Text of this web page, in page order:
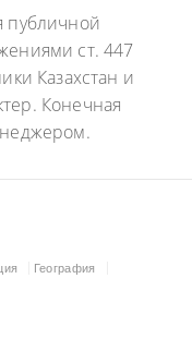
публичной
ст. 447
Казахстан и
Конечная
География